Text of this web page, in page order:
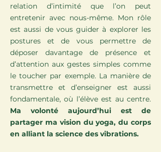
relation d’intimité que l’on peut
entretenir avec nous-même. Mon rôle
est aussi de vous guider à explorer les
postures et de vous permettre de
déposer davantage de présence et
d’attention aux gestes simples comme
le toucher par exemple. La manière de
transmettre et d’enseigner est aussi
fondamentale, où l’élève est au centre.
Ma volonté aujourd’hui est de
partager ma vision du yoga, du corps
en alliant la science des vibrations.